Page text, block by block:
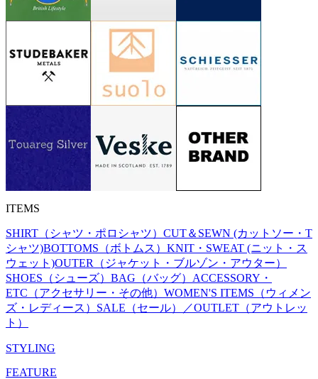
ITEMS
SHIRT（シャツ・ポロシャツ） CUT＆SEWN (カットソー・T
シャツ)BOTTOMS（ボトムス） KNIT・SWEAT (ニット・ス
ウェット)OUTER（ジャケット・ブルゾン・アウター）
SHOES（シューズ） BAG（バッグ） ACCESSORY・
ETC（アクセサリー・その他） WOMEN'S ITEMS（ウィメン
ズ・レディース） SALE（セール）／OUTLET（アウトレッ
ト）
STYLING
FEATURE